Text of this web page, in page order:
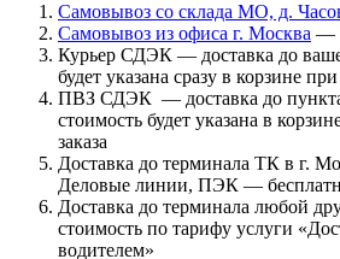
Самовывоз со склада МО, д.
Самовывоз из офиса г. Москва —
Курьер СДЭК — доставка до
будет указана сразу в корзине
ПВЗ СДЭК — доставка до пункта
стоимость будет указана в
заказа
Доставка до терминала ТК в г.
Деловые линии, ПЭК —
Доставка до терминала любой
стоимость по тарифу услуги
водителем»